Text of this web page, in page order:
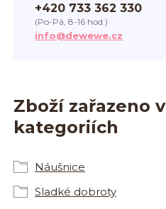
Zboží zařazeno v
kategoriích
Náušnice
Sladké dobroty
+420 733 362 330
(Po-Pá, 8-16 hod.)
info@dewewe.cz